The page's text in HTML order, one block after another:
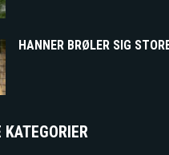
HANNER BRØLER SIG